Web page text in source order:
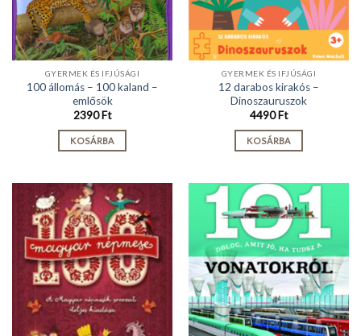
GYERMEK ÉS IFJÚSÁGI
100 állomás – 100 kaland –
emlősök
2390Ft
KOSÁRBA
GYERMEK ÉS IFJÚSÁGI
12 darabos kirakós –
Dinoszauruszok
4490Ft
KOSÁRBA